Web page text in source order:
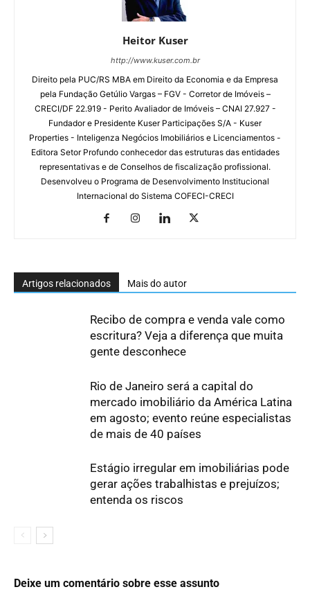
Heitor Kuser
http://www.kuser.com.br
Direito pela PUC/RS MBA em Direito da Economia e da Empresa
pela Fundação Getúlio Vargas – FGV - Corretor de Imóveis –
CRECI/DF 22.919 - Perito Avaliador de Imóveis – CNAI 27.927 -
Fundador e Presidente Kuser Participações S/A - Kuser
Properties - Inteligenza Negócios Imobiliários e Licenciamentos -
Editora Setor Profundo conhecedor das estruturas das entidades
representativas e de Conselhos de fiscalização profissional.
Desenvolveu o Programa de Desenvolvimento Institucional
Internacional do Sistema COFECI-CRECI
Artigos relacionados Mais do autor
Recibo de compra e venda vale como
escritura? Veja a diferença que muita
gente desconhece
Rio de Janeiro será a capital do
mercado imobiliário da América Latina
em agosto; evento reúne especialistas
de mais de 40 países
Estágio irregular em imobiliárias pode
gerar ações trabalhistas e prejuízos;
entenda os riscos
Deixe um comentário sobre esse assunto